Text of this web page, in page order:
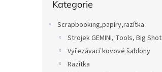
kategorie
Kategorie
Scrapbooking,papíry,razítka
Strojek GEMINI, Tools, Big Shot
Vyřezávací kovové šablony
Razítka